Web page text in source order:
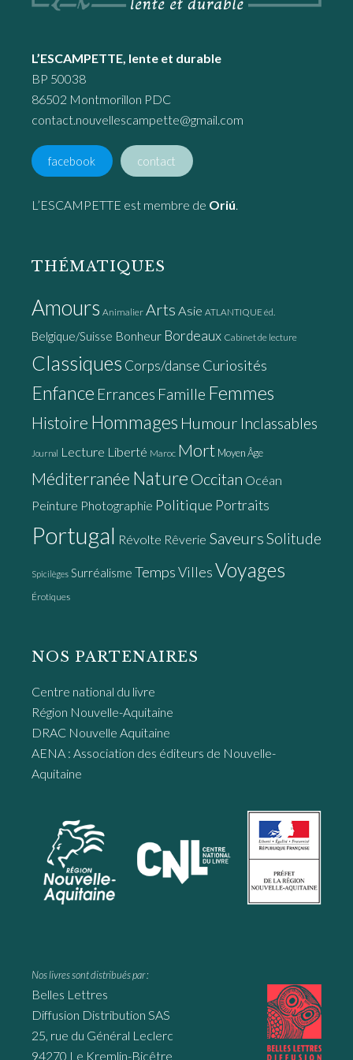
L’ESCAMPETTE, lente et durable
BP 50038
86502 Montmorillon PDC
contact.nouvellescampette@gmail.com
facebook contact
L’ESCAMPETTE est membre de Oriú
THÉMATIQUES
Amours Animalier Arts Asie ATLANTIQUE éd.
Belgique/Suisse Bonheur Bordeaux Cabinet de lecture
Classiques Corps/danse Curiosités
Enfance Errances Famille Femmes
Histoire Hommages Humour Inclassables
Journal Lecture Liberté Maroc Mort Moyen Âge
Méditerranée Nature Occitan Océan
Peinture Photographie Politique Portraits
Portugal Révolte Rêverie Saveurs Solitude
Spicilèges Surréalisme TempsVillesVoyages
Érotiques
NOS PARTENAIRES
Centre national du livre
Région Nouvelle-Aquitaine
DRAC Nouvelle Aquitaine
AENA : Association des éditeurs de Nouvelle-
Aquitaine
Nos livres sont distribués par :
Belles Lettres
Diffusion Distribution SAS
25, rue du Général Leclerc
94270 Le Kremlin-Bicêtre